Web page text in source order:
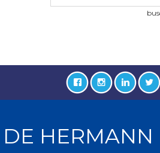
Política, Direitos Humanos (133)
DE HERMANN